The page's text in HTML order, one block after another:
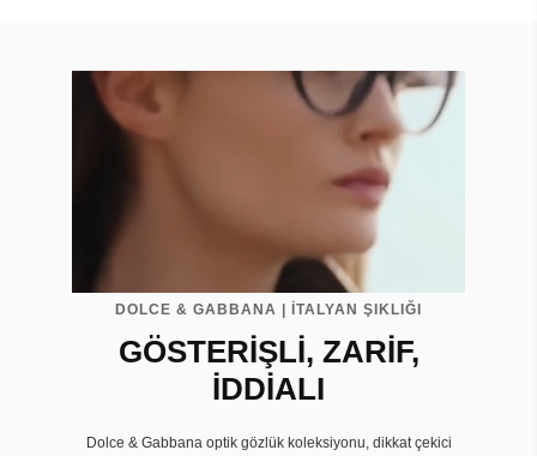
DOLCE & GABBANA | İTALYAN ŞIKLIĞI
GÖSTERİŞLİ, ZARİF,
İDDİALI
Dolce & Gabbana optik gözlük koleksiyonu, dikkat çekici